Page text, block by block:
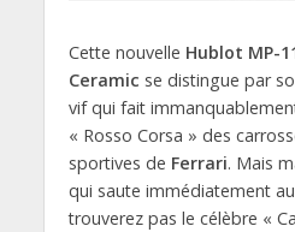
Cette nouvelle Hublot MP-
Ceramic se distingue par
vif qui fait
« Rosso Corsa » des
sportives de Ferrari. Mais
qui saute immédiatement
trouverez pas le célèbre «